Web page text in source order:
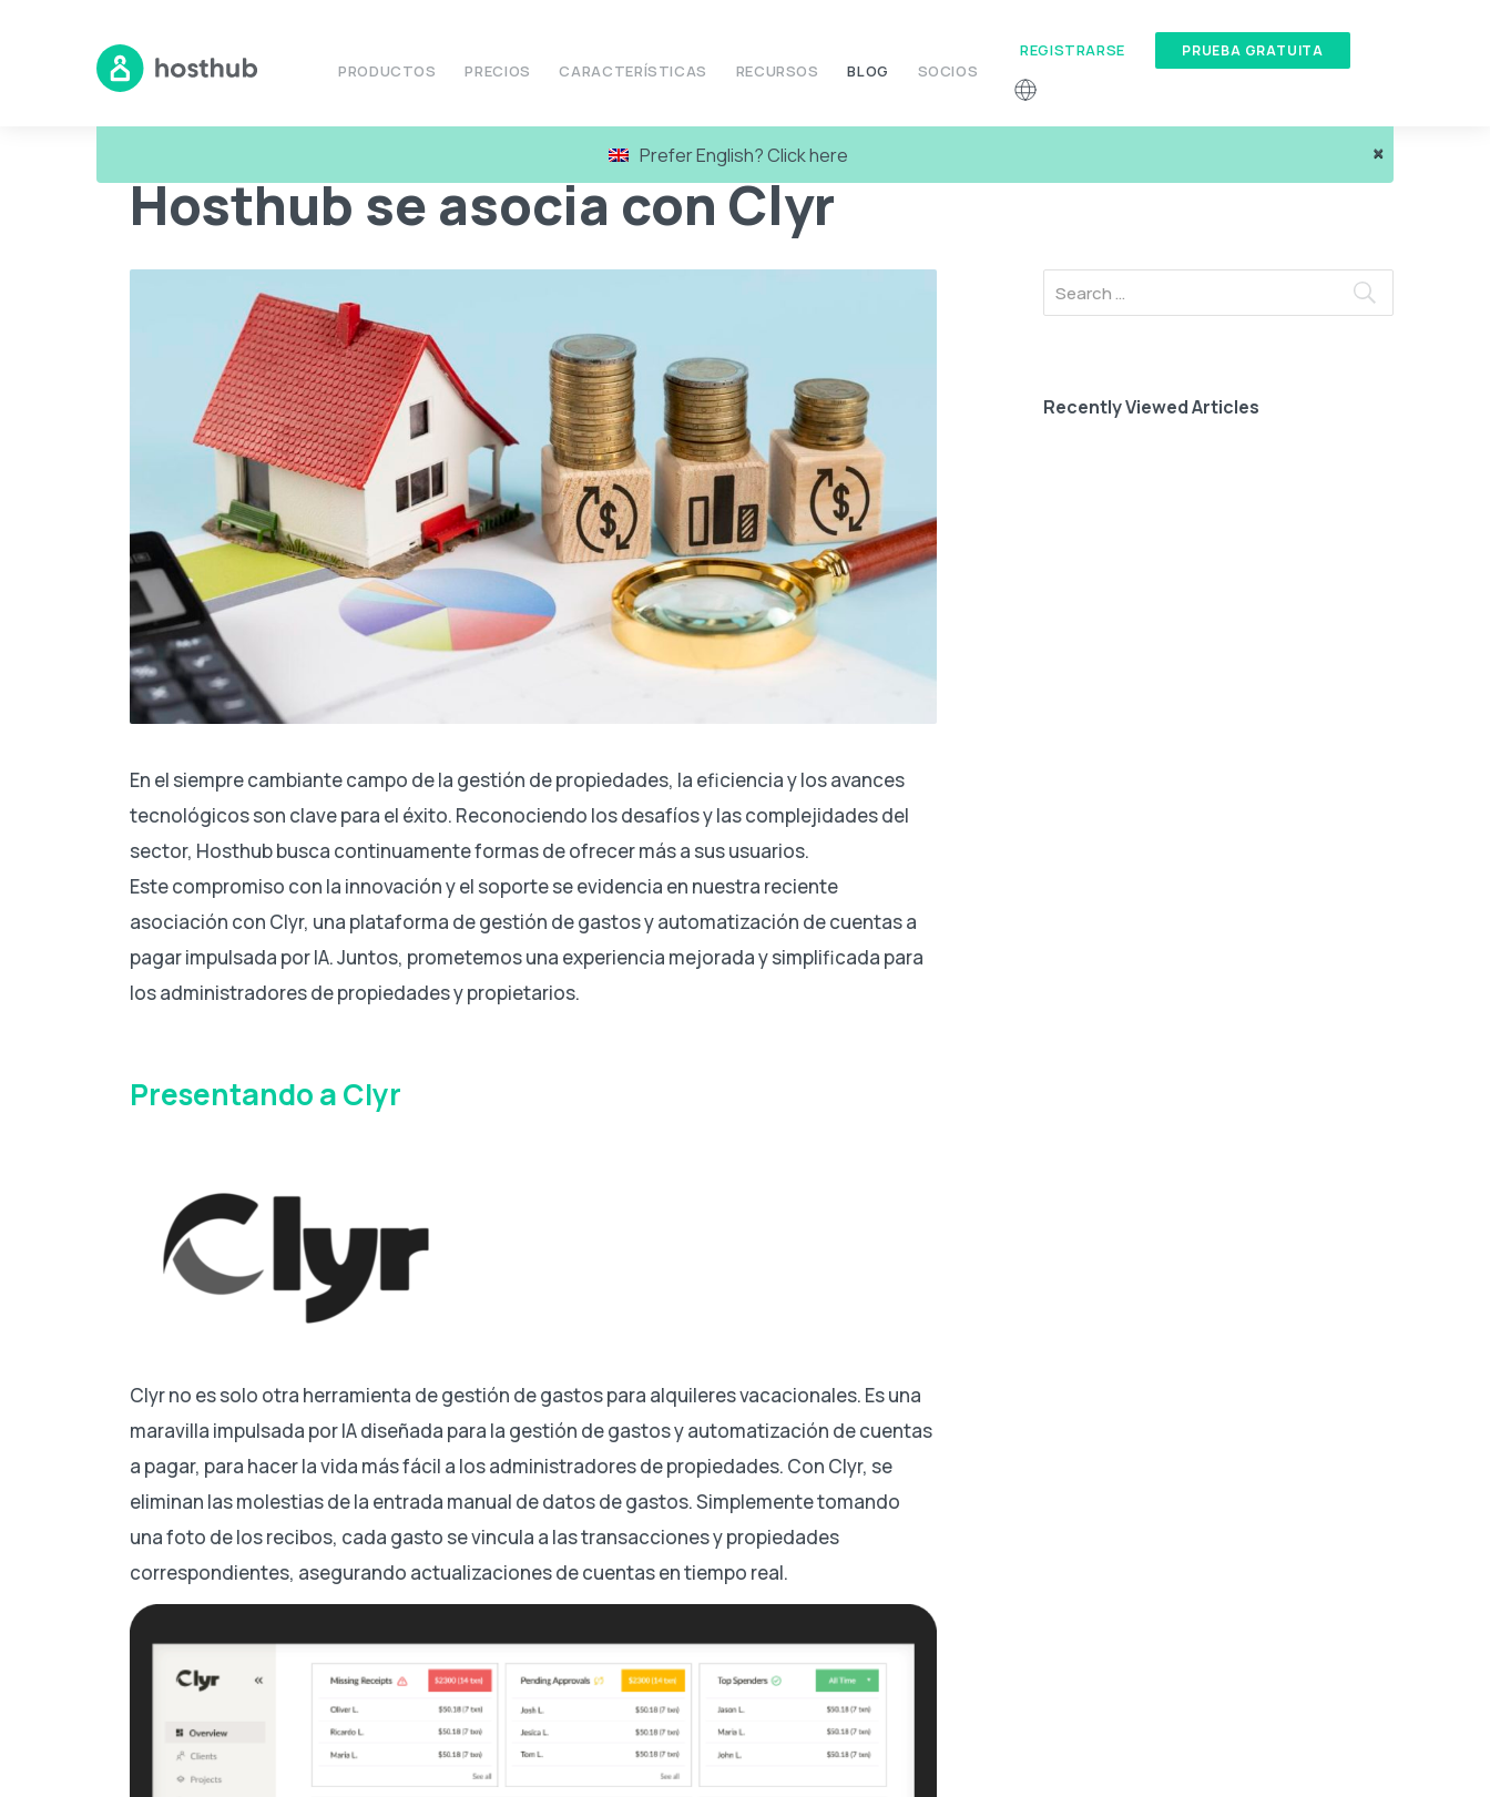
PRODUCTOS PRECIOS CARACTERÍSTICAS RECURSOS BLOG SOCIOS
REGISTRARSE PRUEBA GRATUITA
×
Prefer English? Click here
Hosthub se asocia con Clyr
En el siempre cambiante campo de la gestión de propiedades, la eficiencia y los avances
tecnológicos son clave para el éxito. Reconociendo los desafíos y las complejidades del
sector, Hosthub busca continuamente formas de ofrecer más a sus usuarios.
Este compromiso con la innovación y el soporte se evidencia en nuestra reciente
asociación con Clyr, una plataforma de gestión de gastos y automatización de cuentas a
pagar impulsada por IA. Juntos, prometemos una experiencia mejorada y simplificada para
los administradores de propiedades y propietarios.
Presentando a Clyr
Clyr no es solo otra herramienta de gestión de gastos para alquileres vacacionales. Es una
maravilla impulsada por IA diseñada para la gestión de gastos y automatización de cuentas
a pagar, para hacer la vida más fácil a los administradores de propiedades. Con Clyr, se
eliminan las molestias de la entrada manual de datos de gastos. Simplemente tomando
una foto de los recibos, cada gasto se vincula a las transacciones y propiedades
correspondientes, asegurando actualizaciones de cuentas en tiempo real.
Recently Viewed Articles